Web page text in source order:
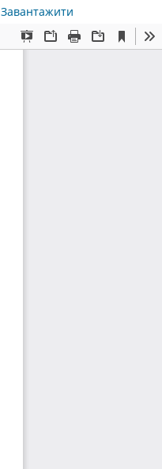
Завантажити